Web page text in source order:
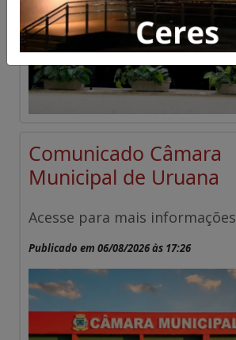
Comunicado Câmara
Municipal de Uruana
Acesse para mais informações
Publicado em 06/08/2026 às 17:26